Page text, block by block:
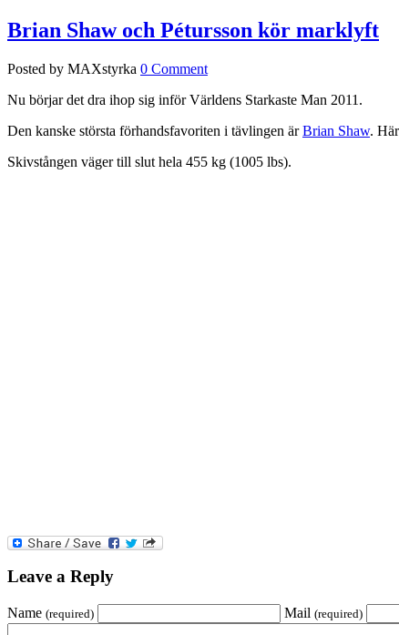
Brian Shaw och Pétursson kör marklyft
Posted by MAXstyrka 0 Comment
Nu börjar det dra ihop sig inför Världens Starkaste Man 2011.
Den kanske största förhandsfavoriten i tävlingen ärBrian Shaw.
Skivstången väger till slut hela 455 kg (1005 lbs).
Leave a Reply
Name (required) Mail (required)